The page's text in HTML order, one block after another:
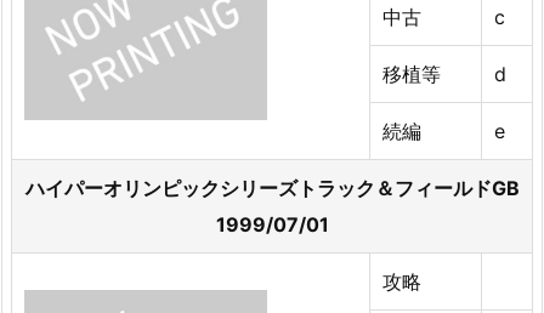
中古 c
移植等 d
続編 e
ハイパーオリンピックシリーズトラック＆フィールドGB
1999/07/01
攻略